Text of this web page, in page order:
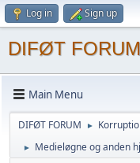
Log in Sign up
DIFØT FORUM
Main Menu
DIFØT FORUM ►
► Medieløgne og anden